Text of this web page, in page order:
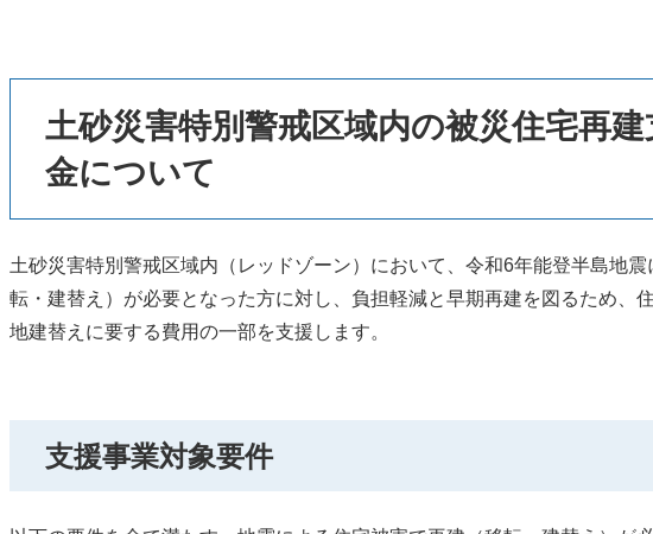
土砂災害特別警戒区域内の被災住宅再
金について
土砂災害特別警戒区域内（レッドゾーン）において、令和6年能登半島地
転・建替え）が必要となった方に対し、負担軽減と早期再建を図るため、
地建替えに要する費用の一部を支援します。
支援事業対象要件